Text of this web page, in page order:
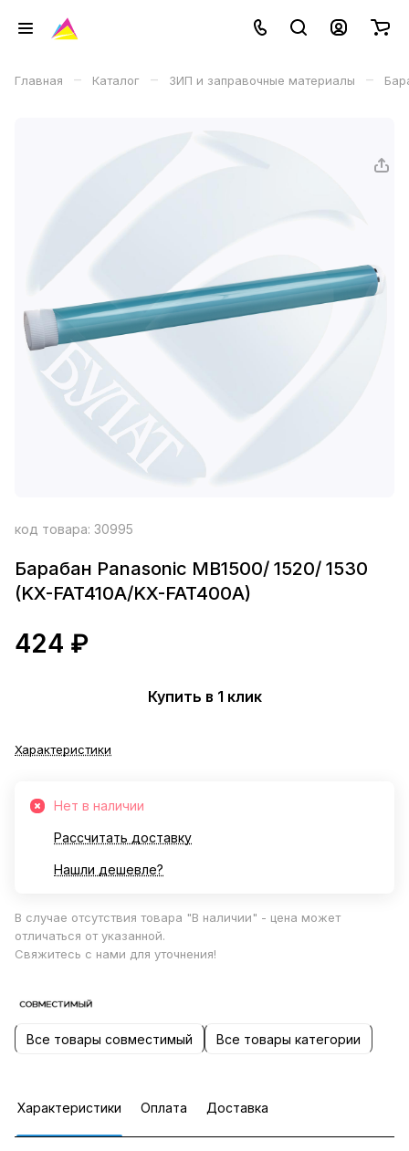
Главная – Каталог – ЗИП и заправочные материалы –
код товара: 30995
Барабан Panasonic MB1500/ 1520/ 1530
(KX-FAT410A/KX-FAT400A)
424 ₽
Купить в 1 клик
Характеристики
Нет в наличии
Рассчитать доставку
Нашли дешевле?
В случае отсутствия товара "В наличии" - цена может
отличаться от указанной.
Свяжитесь с нами для уточнения!
Все товары совместимый Все товары категории
Характеристики Оплата Доставка